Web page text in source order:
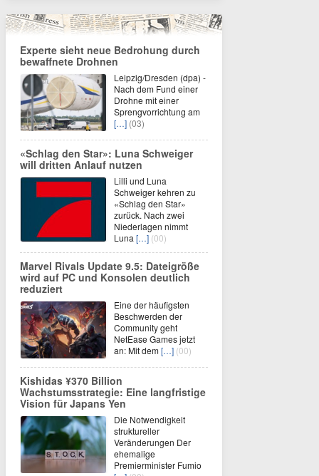
Experte sieht neue Bedrohung durch
bewaffnete Drohnen
Leipzig/Dresden (dpa) -
Nach dem Fund einer
Drohne mit einer
Sprengvorrichtung am
[…] (03)
«Schlag den Star»: Luna Schweiger
will dritten Anlauf nutzen
Lilli und Luna
Schweiger kehren zu
«Schlag den Star»
zurück. Nach zwei
Niederlagen nimmt
Luna […] (00)
Marvel Rivals Update 9.5: Dateigröße
wird auf PC und Konsolen deutlich
reduziert
Eine der häufigsten
Beschwerden der
Community geht
NetEase Games jetzt
an: Mit dem[…] (00)
Kishidas ¥370 Billion
Wachstumsstrategie: Eine langfristige
Vision für Japans Yen
Die Notwendigkeit
struktureller
Veränderungen Der
ehemalige
Premierminister Fumio